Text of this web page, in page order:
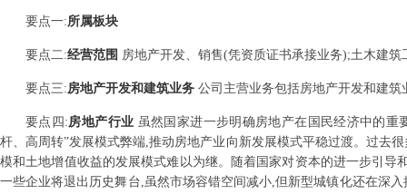
要点一:所属板块
要点二:经营范围 房地产开发、销售(凭资质证书承接业务);土木建
要点三:房地产开发和建筑业务 公司主营业务包括房地产开发和建筑
要点 四 :房地产行业 虽然国家进一步明确房地产在国民经济中的
杆、高周转”发展模式弊端,推动房地产业向新发展模式平稳过渡。过去
模和土地增值收益的发展模式难以为继。随着国家对资本的进一步引
一些企业将退出历史舞台,虽然市场容错空间减小,但新型城镇化还在深